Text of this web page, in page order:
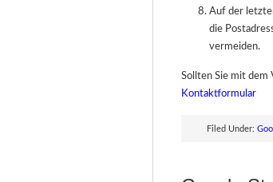
Auf der
die
vermeiden.
Sollten Sie mit
Kontaktformular
Filed Under: